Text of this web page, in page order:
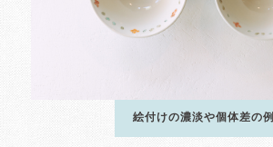
絵付けの濃淡や個体差の例